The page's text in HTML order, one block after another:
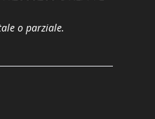
o parziale.